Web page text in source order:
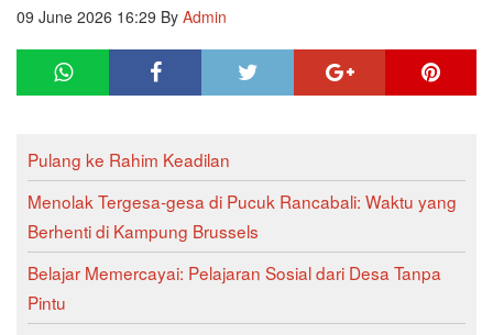
09 June 2026 16:29 By Admin
Pulang ke Rahim Keadilan
Menolak Tergesa-gesa di Pucuk Rancabali: Waktu yang
Berhenti di Kampung Brussels
Belajar Memercayai: Pelajaran Sosial dari Desa Tanpa
Pintu